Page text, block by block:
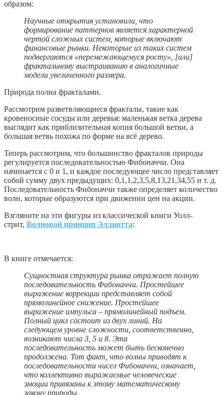
образом:
Научные открытия установили, что
формирование паттернов является характерной
чертой сложных систем, которые включают
финансовые рынки. Некоторые из таких систем
подвергаются «перемежающемуся росту», [или]
фрактальному выстраиванию в аналогичные
модели увеличенного размера.
Природа полна фракталами.
Рассмотрим разветвляющиеся фракталы, такие как
кровеносные сосуды или деревья: маленькая ветка дерева
выглядит как приблизительная копия большой ветви, а
большая ветвь похожа по форме на всё дерево.
Теперь рассмотрим, что большинство фракталов природы
регулируется последовательностью Фибоначчи. Она
начинается с 0 и 1, и каждое последующее число представляет
собой сумму двух предыдущих: 0,1,1,2,3,5,8,13,21,34,55 и т. д.
Последовательность Фибоначчи также определяет количество
волн, которые образуются при движении цен на акции.
Взгляните на эти фигуры из классической книги Уолл-
стрит, Волновой принцип Эллиотта:
В книге отмечается:
Сущностная структура рынка отражает полную
последовательность Фибоначчи. Простейшее
выражение коррекции представляет собой
прямолинейное снижение. Простейшее
выражение импульса – прямолинейный подъем.
Полный цикл состоит из двух линий. На
следующем уровне сложности, соответственно,
возникают числа 3, 5 и 8. Эта
последовательность может быть бесконечно
продолжена. Тот факт, что волны приводят к
последовательности чисел Фибоначчи, означает,
что коллективно выражаемые человеческие
эмоции привязаны к этому математическому
закону природы.